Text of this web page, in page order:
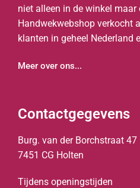
niet alleen in de winkel maar
Handwekwebshop verkocht
klanten in geheel Nederland
Meer over ons...
Contactgegevens
Burg. van der Borchstraat 47
7451 CG Holten
Tijdens openingstijden